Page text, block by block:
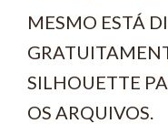
MESMO ESTÁ
SILHOUETTE
OS ARQUIVOS.